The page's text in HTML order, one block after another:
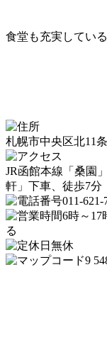
食堂も充実してい
札幌市中央区北11
JR函館本線「桑園
軒」下車、徒歩7分
011-621-
6時～17
る
無休
9